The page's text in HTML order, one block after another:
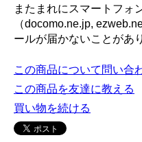
またまれにスマートフォ
（docomo.ne.jp,
ールが届かないことがあ
この商品について問い合
この商品を友達に教える
買い物を続ける